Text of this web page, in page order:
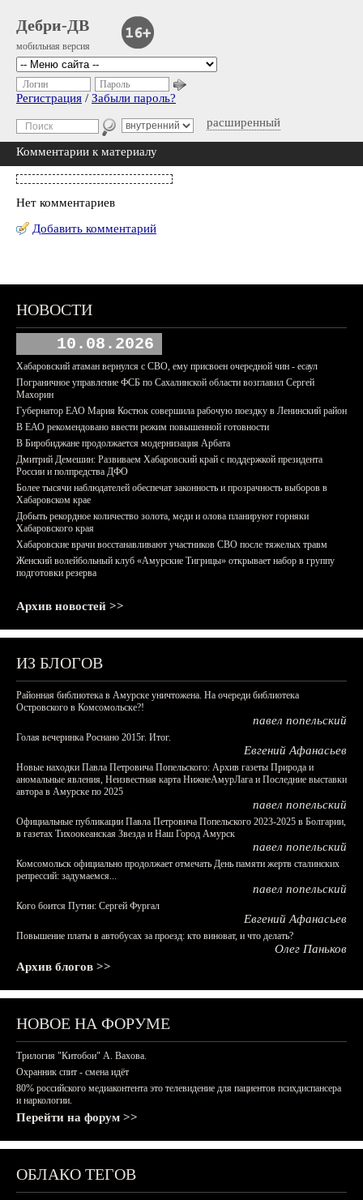
Дебри-ДВ
мобильная версия
расширенный
Логин Пароль
Регистрация / Забыли пароль?
Комментарии к материалу
Нет комментариев
Добавить комментарий
НОВОСТИ
10.08.2026
Хабаровский атаман вернулся с СВО, ему присвоен очередной чин - есаул
Пограничное управление ФСБ по Сахалинской области возглавил Сергей
Махорин
Губернатор ЕАО Мария Костюк совершила рабочую поездку в Ленинский район
В ЕАО рекомендовано ввести режим повышенной готовности
В Биробиджане продолжается модернизация Арбата
Дмитрий Демешин: Развиваем Хабаровский край с поддержкой президента
России и полпредства ДФО
Более тысячи наблюдателей обеспечат законность и прозрачность выборов в
Хабаровском крае
Добыть рекордное количество золота, меди и олова планируют горняки
Хабаровского края
Хабаровские врачи восстанавливают участников СВО после тяжелых травм
Женский волейбольный клуб «Амурские Тигрицы» открывает набор в группу
подготовки резерва
Архив новостей >>
ИЗ БЛОГОВ
Районная библиотека в Амурске уничтожена. На очереди библиотека
Островского в Комсомольске?!
павел попельский
Голая вечеринка Роснано 2015г. Итог.
Евгений Афанасьев
Новые находки Павла Петровича Попельского: Архив газеты Природа и
аномальные явления, Неизвестная карта НижнеАмурЛага и Последние выставки
автора в Амурске по 2025
павел попельский
Официальные публикации Павла Петровича Попельского 2023-2025 в Болгарии,
в газетах Тихоокеанская Звезда и Наш Город Амурск
павел попельский
Комсомольск официально продолжает отмечать День памяти жертв сталинских
репрессий: задумаемся...
павел попельский
Кого боится Путин: Сергей Фургал
Евгений Афанасьев
Повышение платы в автобусах за проезд: кто виноват, и что делать?
Олег Паньков
Архив блогов >>
НОВОЕ НА ФОРУМЕ
Трилогия "Китобои" А. Вахова.
Охранник спит - смена идёт
80% российского медиаконтента это телевидение для пациентов психдиспансера
и наркологии.
Перейти на форум >>
ОБЛАКО ТЕГОВ